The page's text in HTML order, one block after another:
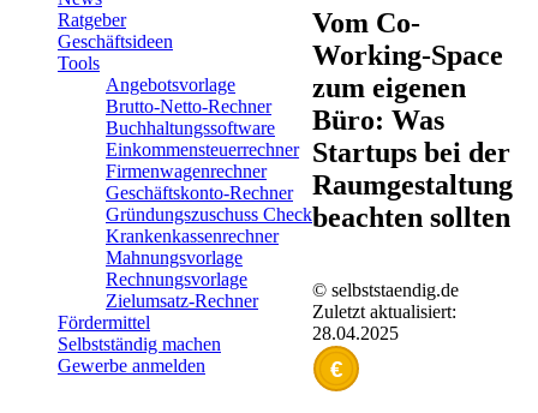
Ratgeber
Geschäftsideen
Tools
Angebotsvorlage
Brutto-Netto-Rechner
Buchhaltungssoftware
Einkommensteuerrechner
Firmenwagenrechner
Geschäftskonto-Rechner
Gründungszuschuss Check
Krankenkassenrechner
Mahnungsvorlage
Rechnungsvorlage
Zielumsatz-Rechner
Fördermittel
Selbstständig machen
Gewerbe anmelden
Vom Co-
Working-Space
zum eigenen
Büro: Was
Startups bei der
Raumgestaltung
beachten sollten
© selbststaendig.de
Zuletzt aktualisiert:
28.04.2025
€